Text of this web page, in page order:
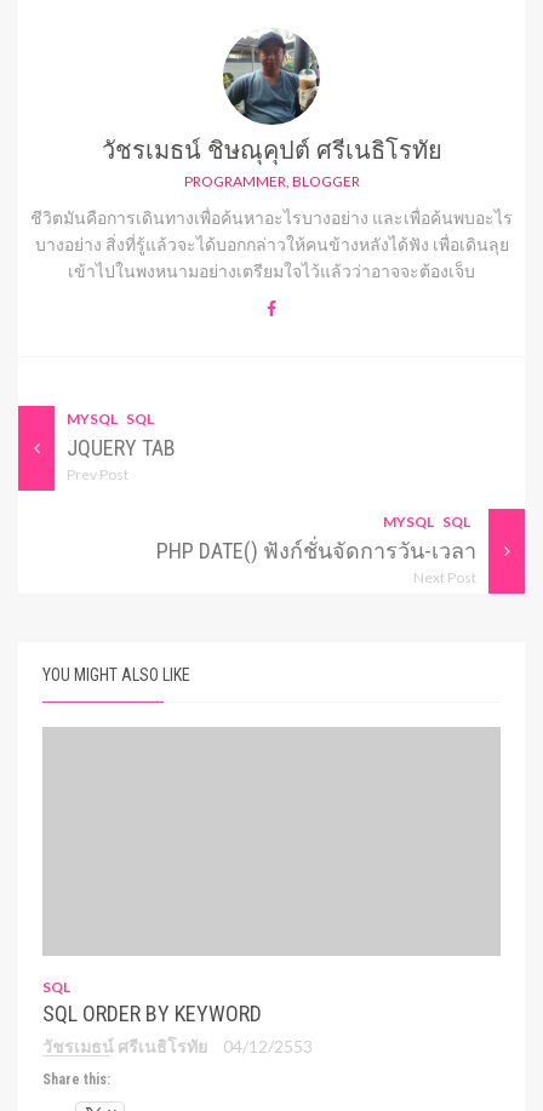
วัชรเมธน์ ชิษณุคุปต์ ศรีเนธิโรทัย
PROGRAMMER, BLOGGER
ชีวิตมันคือการเดินทางเพื่อค้นหาอะไรบางอย่าง และเพื่อค้นพบอะไร
บางอย่าง สิ่งที่รู้แล้วจะได้บอกกล่าวให้คนข้างหลังได้ฟัง เพื่อเดินลุย
เข้าไปในพงหนามอย่างเตรียมใจไว้แล้วว่าอาจจะต้องเจ็บ
MYSQL SQL
JQUERY TAB
Prev Post
MYSQL SQL
PHP DATE() ฟังก์ชั่นจัดการวัน-เวลา
Next Post
YOU MIGHT ALSO LIKE
SQL
SQL ORDER BY KEYWORD
วัชรเมธน์ ศรีเนธิโรทัย 04/12/2553
Share this: